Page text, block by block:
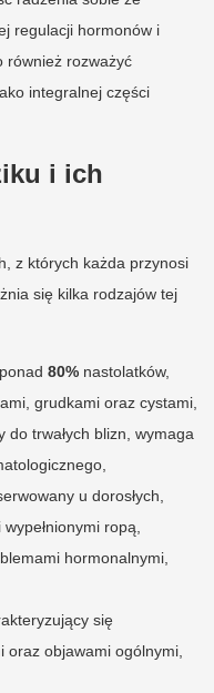
regulacji hormonów i
również rozważyć
integralnej części
i ich
z których każda przynosi
się kilka rodzajów tej
80% nastolatków,
grudkami oraz cystami,
do trwałych blizn, wymaga
u dorosłych,
ropą,
hormonalnymi,
się
oraz objawami ogólnymi,